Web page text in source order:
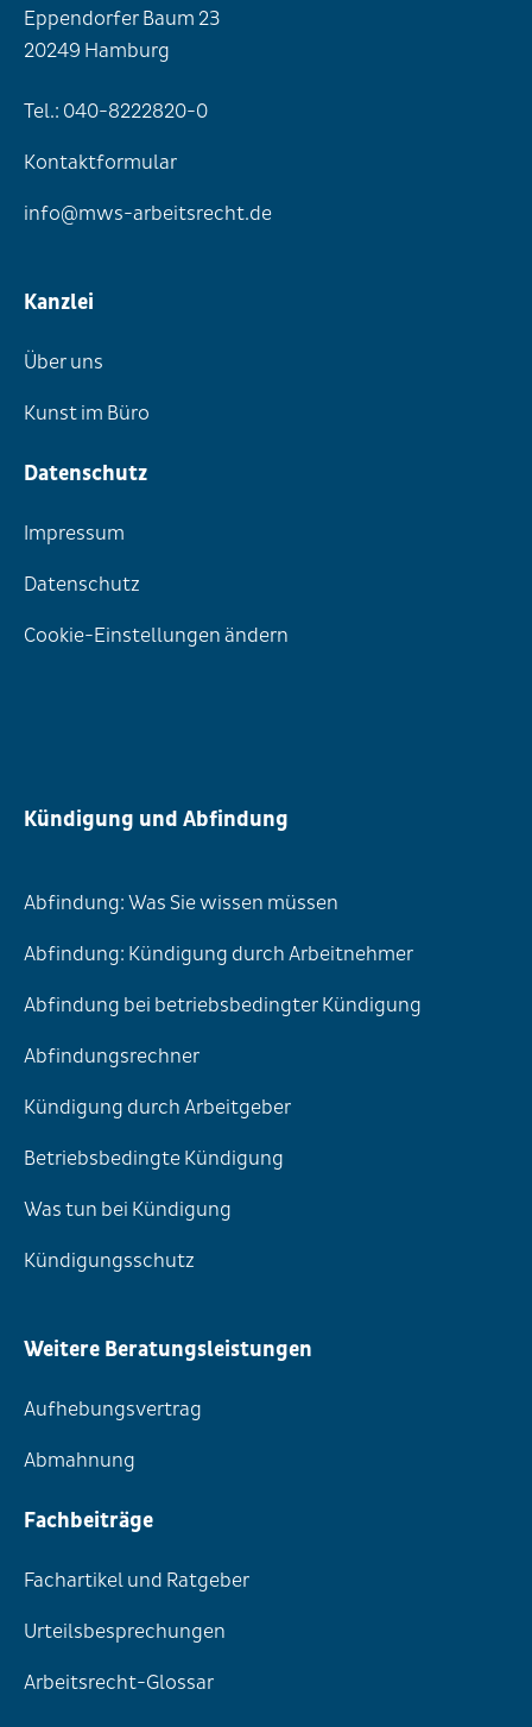
Eppendorfer Baum 23
20249 Hamburg
Tel.: 040-8222820-0
Kontaktformular
info@mws-arbeitsrecht.de
Kanzlei
Über uns
Kunst im Büro
Datenschutz
Impressum
Datenschutz
Cookie-Einstellungen ändern
Kündigung und Abfindung
Abfindung: Was Sie wissen müssen
Abfindung: Kündigung durch Arbeitnehmer
Abfindung bei betriebsbedingter Kündigung
Abfindungsrechner
Kündigung durch Arbeitgeber
Betriebsbedingte Kündigung
Was tun bei Kündigung
Kündigungsschutz
Weitere Beratungsleistungen
Aufhebungsvertrag
Abmahnung
Fachbeiträge
Fachartikel und Ratgeber
Urteilsbesprechungen
Arbeitsrecht-Glossar